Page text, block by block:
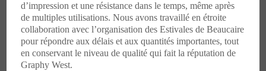
d’impression et une résistance dans le temps, même après
de multiples utilisations. Nous avons travaillé en étroite
collaboration avec l’organisation des Estivales de Beaucaire
pour répondre aux délais et aux quantités importantes, tout
en conservant le niveau de qualité qui fait la réputation de
Graphy West.